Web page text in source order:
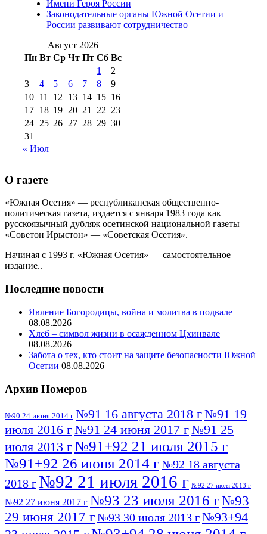
августа 2012 г(14) №98+99 11 июля
2017 г(9)
№99 4 августа
2016 г(12) №99 8 июля 2014 г
августа 2012 г(11)
августа 2013 г
(12)
Имени Героя России
Законодательные органы Южной Осетии и
России развивают сотрудничество
Август 2026
Пн Вт Ср Чт Пт Сб Вс
1
2
3
4 5 6 7 8
9
10 11 12 13 14 15 16
17 18 19 20 21 22 23
24 25 26 27 28 29 30
31
« Июл
О газете
«Южная Осетия» — республиканская общественно-
политическая газета, издается с января 1983 года как
русскоязычный дубляж осетинской национальной газеты
«Советон Ирыстон» — «Советская Осетия».
Начиная с 1993 г. «Южная Осетия» — самостоятельное
издание..
Последние новости
Явление Богородицы, война и молитва в подвале
08.08.2026
Хлеб – символ жизни в осажденном Цхинвале
08.08.2026
Забота о тех, кто стоит на защите безопасности Южной
Осетии 08.08.2026
Архив Номеров
№90 24 июня 2014 г №91 16 августа 2018 г№91 19
июля 2016 г№91 24 июня 2017 г№91 25
июля 2013 г№91+92 21 июля 2015 г
№91+92 26 июня 2014 г№92 18 августа
2018 г№92 21 июля 2016 г №92 27 июля 2013 г
№92 27 июня 2017 г №93 23 июля 2016 г№93
29 июня 2017 г№93 30 июля 2013 г№93+94